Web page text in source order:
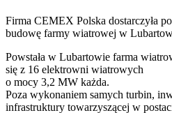
Firma CEMEX Polska dostarczyła
budowę farmy wiatrowej w
Powstała w Lubartowie farma
się z 16 elektrowni wiatrowych
o mocy 3,2 MW każda.
Poza wykonaniem samych turbin,
infrastruktury towarzyszącej w